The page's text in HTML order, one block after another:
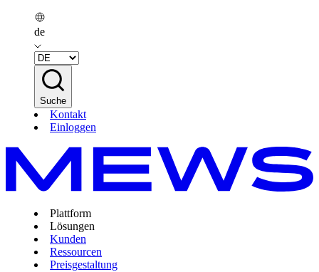
de
Suche
Kontakt
Einloggen
Plattform
Lösungen
Kunden
Ressourcen
Preisgestaltung